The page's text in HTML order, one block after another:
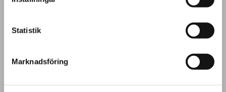
Statistik
Marknadsföring
Kundundersökning